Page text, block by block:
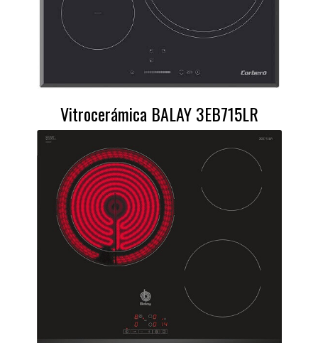
Vitrocerámica BALAY 3EB715LR